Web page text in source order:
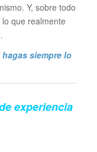
Y, sobre todo
que realmente
siempre lo
experiencia